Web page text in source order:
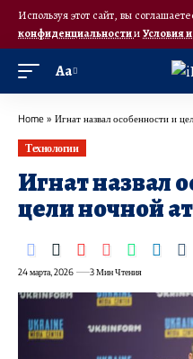
Используя этот сайт, вы
конфиденциальностииУсловия
Аа
Home » Игнат назвал особенности и
Технологии
Игнат назвал
цели ночной
24 марта, 2026 3 Мин Чтения